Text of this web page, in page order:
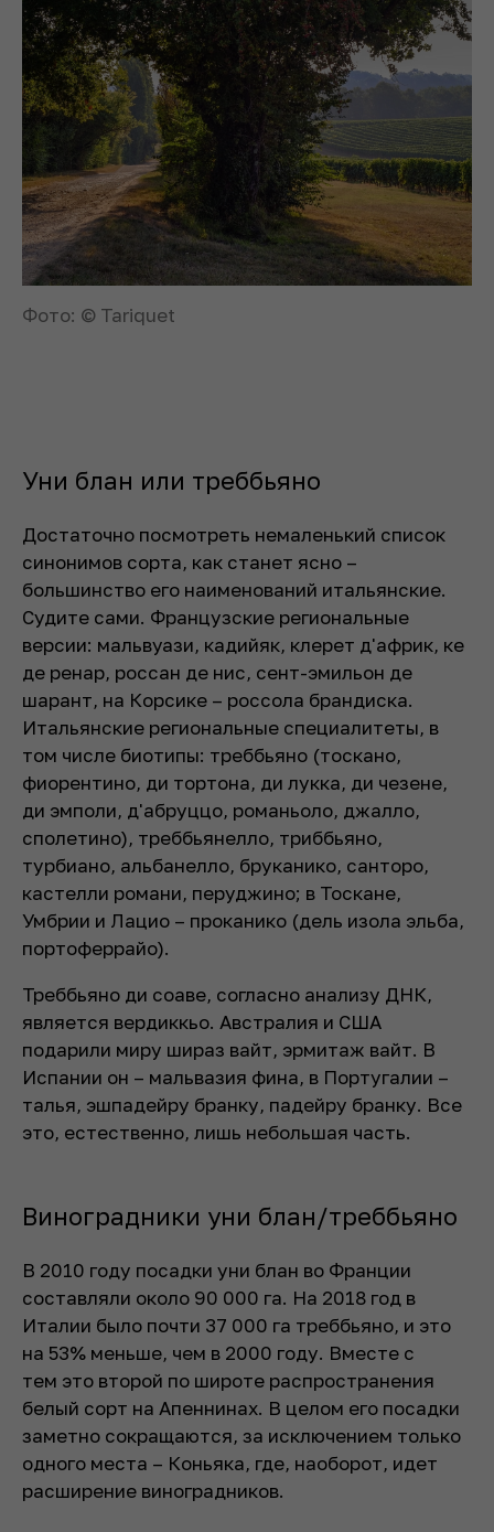
Фото: © Tariquet
Уни блан или треббьяно
Достаточно посмотреть немаленький список
синонимов сорта, как станет ясно –
большинство его наименований итальянские.
Судите сами. Французские региональные
версии: мальвуази, кадийяк, клерет д'африк, ке
де ренар, россан де нис, сент-эмильон де
шарант, на Корсике – россола брандиска.
Итальянские региональные специалитеты, в
том числе биотипы: треббьяно (тоскано,
фиорентино, ди тортона, ди лукка, ди чезене,
ди эмполи, д'абруццо, романьоло, джалло,
сполетино), треббьянелло, триббьяно,
турбиано, альбанелло, бруканико, санторо,
кастелли романи, перуджино; в Тоскане,
Умбрии и Лацио – проканико (дель изола эльба,
портоферрайо).
Треббьяно ди соаве, согласно анализу ДНК,
является вердиккьо. Австралия и США
подарили миру шираз вайт, эрмитаж вайт. В
Испании он – мальвазия фина, в Португалии –
талья, эшпадейру бранку, падейру бранку. Все
это, естественно, лишь небольшая часть.
Виноградники уни блан/треббьяно
В 2010 году посадки уни блан во Франции
составляли около 90 000 га. На 2018 год в
Италии было почти 37 000 га треббьяно, и это
на 53% меньше, чем в 2000 году. Вместе с
тем это второй по широте распространения
белый сорт на Апеннинах. В целом его посадки
заметно сокращаются, за исключением только
одного места – Коньяка, где, наоборот, идет
расширение виноградников.